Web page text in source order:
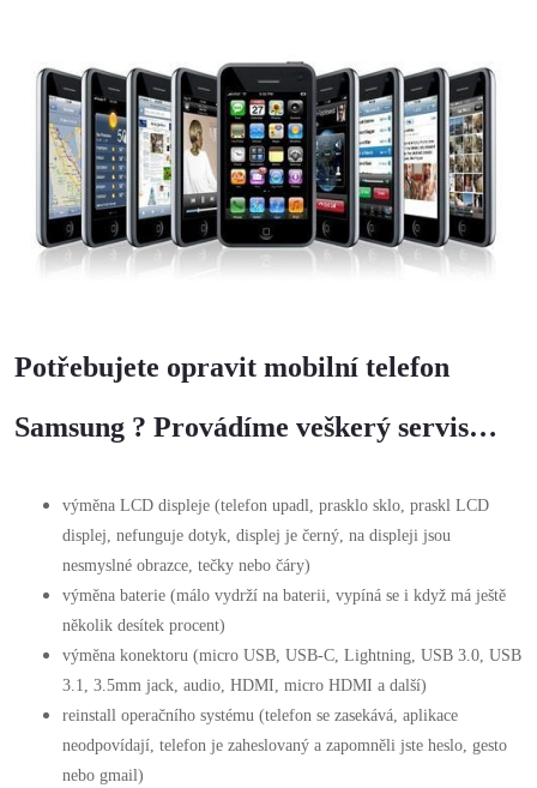
Potřebujete opravit mobilní telefon
Samsung ? Provádíme veškerý servis…
výměna LCD displeje (telefon upadl, prasklo sklo, praskl LCD
displej, nefunguje dotyk, displej je černý, na displeji jsou
nesmyslné obrazce, tečky nebo čáry)
výměna baterie (málo vydrží na baterii, vypíná se i když má ještě
několik desítek procent)
výměna konektoru (micro USB, USB-C, Lightning, USB 3.0, USB
3.1, 3.5mm jack, audio, HDMI, micro HDMI a další)
reinstall operačního systému (telefon se zasekává, aplikace
neodpovídají, telefon je zaheslovaný a zapomněli jste heslo, gesto
nebo gmail)